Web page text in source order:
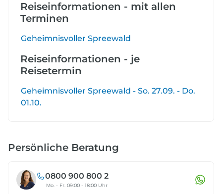
Reiseinformationen - mit allen
Terminen
Geheimnisvoller Spreewald
Reiseinformationen - je
Reisetermin
Geheimnisvoller Spreewald - So. 27.09. - Do.
01.10.
Persönliche Beratung
0800 900 800 2
Mo. - Fr. 09:00 - 18:00 Uhr